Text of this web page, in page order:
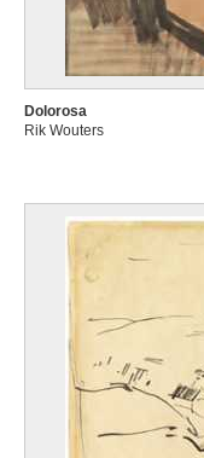
Dolorosa
Rik Wouters